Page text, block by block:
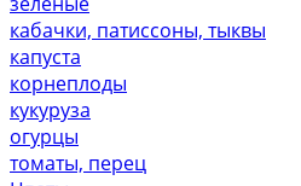
кабачки, патиссоны, тыквы
капуста
корнеплоды
кукуруза
огурцы
томаты, перец